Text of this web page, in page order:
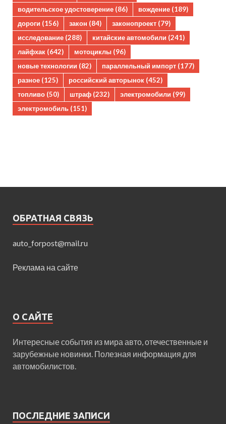
водительское удостоверение (86) вождение (189)
дороги (156) закон (84) законопроект (79)
исследование (288) китайские автомобили (241)
лайфхак (642) мотоциклы (96)
новые технологии (82) параллельный импорт (177)
разное (125) российский авторынок (452)
топливо (50) штраф (232) электромобили (99)
электромобиль (151)
ОБРАТНАЯ СВЯЗЬ
auto_forpost@mail.ru
Реклама на сайте
О САЙТЕ
Интересные события из мира авто, отечественные и
зарубежные новинки. Полезная информация для
автомобилистов.
ПОСЛЕДНИЕ ЗАПИСИ